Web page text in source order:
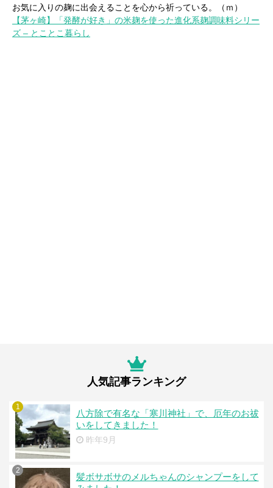
お気に入りの麹に出会えることを心から祈っている。（ｍ）
【茅ヶ崎】「発酵が好き」の米麹を使った進化系麹調味料シリー
ズ – とことこ暮らし
人気記事ランキング
1
八方除で有名な「寒川神社」で、厄年のお祓
いをしてきました！
昨年9月
2
髪ボサボサのメルちゃんのシャンプーをして